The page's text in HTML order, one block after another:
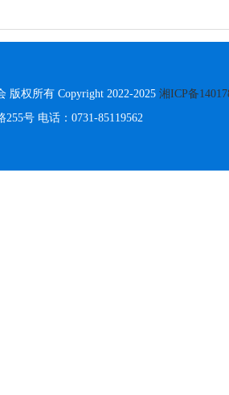
版权所有 Copyright 2022-2025 湘ICP备
号 电话：0731-85119562